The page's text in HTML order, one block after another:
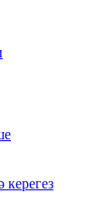
керегез